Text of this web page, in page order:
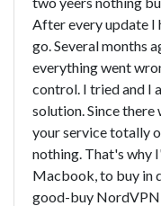
After every update I
go. Several months
everything went
control. I tried and I
solution. Since there
your service totally
nothing. That's why
Macbook, to buy in
good-buy